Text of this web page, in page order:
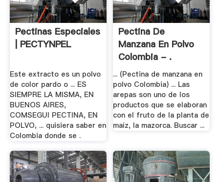
Pectinas Especiales
| PECTYNPEL
Este extracto es un polvo
de color pardo o ... ES
SIEMPRE LA MISMA, EN
BUENOS AIRES,
COMSEGUI PECTINA, EN
POLVO, ... quisiera saber en
Colombia donde se .
Pectina De
Manzana En Polvo
Colombia - .
... (Pectina de manzana en
polvo Colombia) ... Las
arepas son uno de los
productos que se elaboran
con el fruto de la planta de
maíz, la mazorca. Buscar ...